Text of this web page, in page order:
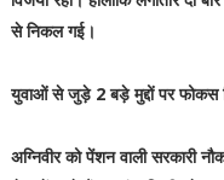
से निकल गई।
युवाओं से जुड़े 2 बड़े मुद्दों पर फोकस
अग्निवीर को पेंशन वाली सरकारी